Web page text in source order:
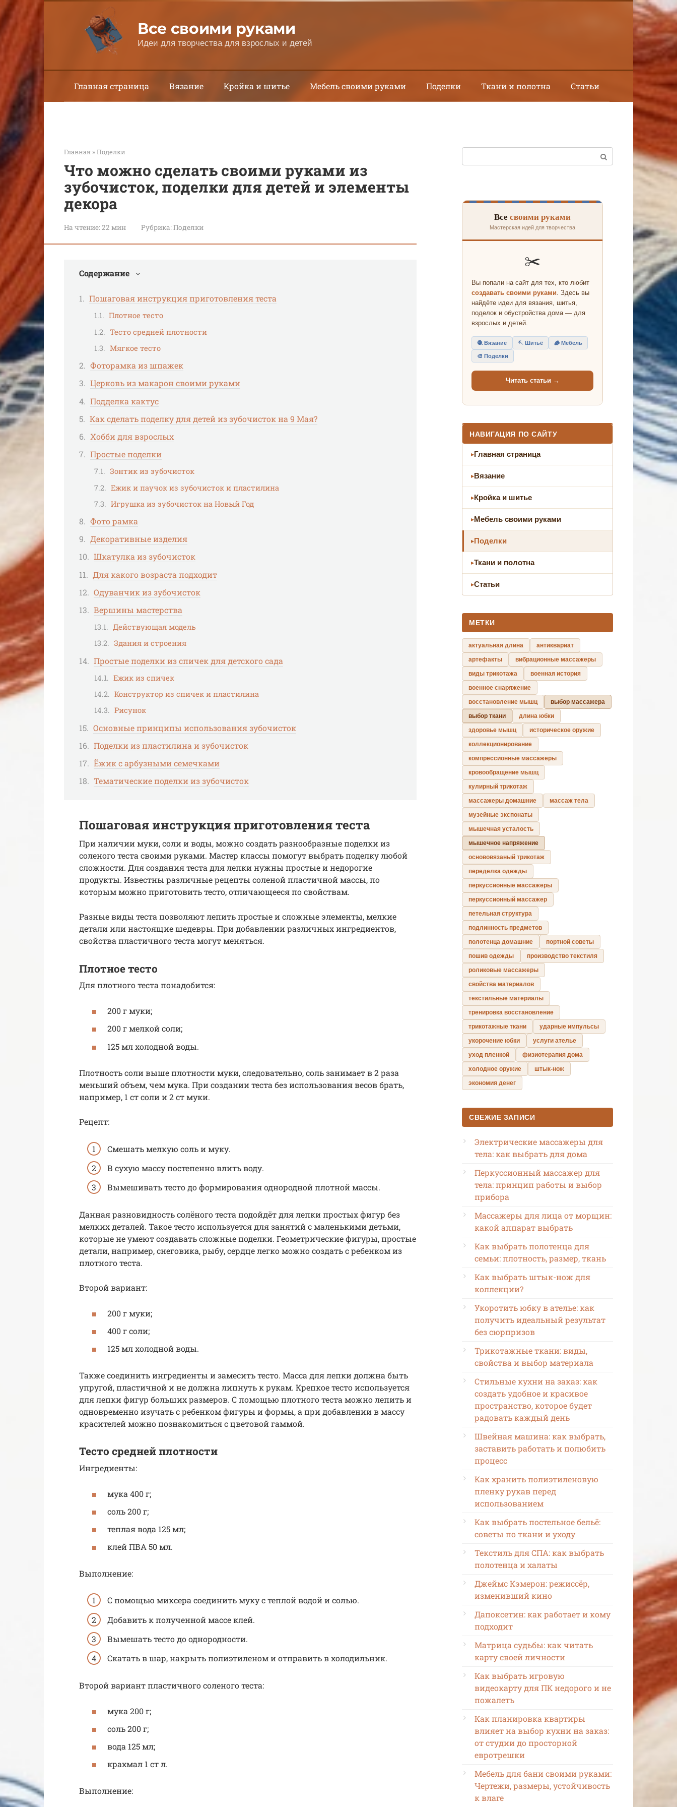
Перейти
к
контенту
Все своими руками
Идеи для творчества для взрослых и детей
Главная страница Вязание Кройка и шитье Мебель своими руками Поделки Ткани и полотна Статьи
Главная »Поделки
Что можно сделать своими руками из
зубочисток, поделки для детей и элементы
декора
На чтение:22 мин Рубрика:Поделки
Содержание
Пошаговая инструкция приготовления теста
Плотное тесто
Тесто средней плотности
Мягкое тесто
Фоторамка из шпажек
Церковь из макарон своими руками
Подделка кактус
Как сделать поделку для детей из зубочисток на 9 Мая?
Хобби для взрослых
Простые поделки
Зонтик из зубочисток
Ежик и паучок из зубочисток и пластилина
Игрушка из зубочисток на Новый Год
Фото рамка
Декоративные изделия
Шкатулка из зубочисток
Для какого возраста подходит
Одуванчик из зубочисток
Вершины мастерства
Действующая модель
Здания и строения
Простые поделки из спичек для детского сада
Ежик из спичек
Конструктор из спичек и пластилина
Рисунок
Основные принципы использования зубочисток
Поделки из пластилина и зубочисток
Ёжик с арбузными семечками
Тематические поделки из зубочисток
Пошаговая инструкция приготовления теста
При наличии муки, соли и воды, можно создать разнообразные поделки из
соленого теста своими руками. Мастер классы помогут выбрать поделку любой
сложности. Для создания теста для лепки нужны простые и недорогие
продукты. Известны различные рецепты соленой пластичной массы, по
которым можно приготовить тесто, отличающееся по свойствам.
Разные виды теста позволяют лепить простые и сложные элементы, мелкие
детали или настоящие шедевры. При добавлении различных ингредиентов,
свойства пластичного теста могут меняться.
Плотное тесто
Для плотного теста понадобится:
200 г муки;
200 г мелкой соли;
125 мл холодной воды.
Плотность соли выше плотности муки, следовательно, соль занимает в 2 раза
меньший объем, чем мука. При создании теста без использования весов брать,
например, 1 ст соли и 2 ст муки.
Рецепт:
Смешать мелкую соль и муку.
В сухую массу постепенно влить воду.
Вымешивать тесто до формирования однородной плотной массы.
Данная разновидность солёного теста подойдёт для лепки простых фигур без
мелких деталей. Такое тесто используется для занятий с маленькими детьми,
которые не умеют создавать сложные поделки. Геометрические фигуры, простые
детали, например, снеговика, рыбу, сердце легко можно создать с ребенком из
плотного теста.
Второй вариант:
200 г муки;
400 г соли;
125 мл холодной воды.
Также соединить ингредиенты и замесить тесто. Масса для лепки должна быть
упругой, пластичной и не должна липнуть к рукам. Крепкое тесто используется
для лепки фигур больших размеров. С помощью плотного теста можно лепить и
одновременно изучать с ребенком фигуры и формы, а при добавлении в массу
красителей можно познакомиться с цветовой гаммой.
Тесто средней плотности
Ингредиенты:
мука 400 г;
соль 200 г;
теплая вода 125 мл;
клей ПВА 50 мл.
Выполнение:
С помощью миксера соединить муку с теплой водой и солью.
Добавить к полученной массе клей.
Вымешать тесто до однородности.
Скатать в шар, накрыть полиэтиленом и отправить в холодильник.
Второй вариант пластичного соленого теста:
мука 200 г;
соль 200 г;
вода 125 мл;
крахмал 1 ст л.
Выполнение:
Все своими руками
Мастерская идей для творчества
✂️
Вы попали на сайт для тех, кто любит
создавать своими руками. Здесь вы
найдёте идеи для вязания, шитья,
поделок и обустройства дома — для
взрослых и детей.
🧶 Вязание 🪡 Шитьё 🪵 Мебель
🎨 Поделки
Читать статьи →
НАВИГАЦИЯ ПО САЙТУ
Главная страница
Вязание
Кройка и шитье
Мебель своими руками
Поделки
Ткани и полотна
Статьи
МЕТКИ
актуальная длина
антиквариат
артефакты
вибрационные массажеры
виды трикотажа
военная история
военное снаряжение
восстановление мышц
выбор массажера
выбор ткани
длина юбки
здоровье мышц
историческое оружие
коллекционирование
компрессионные массажеры
кровообращение мышц
кулирный трикотаж
массажеры домашние
массаж тела
музейные экспонаты
мышечная усталость
мышечное напряжение
основовязаный трикотаж
переделка одежды
перкуссионные массажеры
перкуссионный массажер
петельная структура
подлинность предметов
полотенца домашние
портной советы
пошив одежды
производство текстиля
роликовые массажеры
свойства материалов
текстильные материалы
тренировка восстановление
трикотажные ткани
ударные импульсы
укорочение юбки
услуги ателье
уход пленкой
физиотерапия дома
холодное оружие
штык-нож
экономия денег
СВЕЖИЕ ЗАПИСИ
Электрические массажеры для
тела: как выбрать для дома
Перкуссионный массажер для
тела: принцип работы и выбор
прибора
Массажеры для лица от морщин:
какой аппарат выбрать
Как выбрать полотенца для
семьи: плотность, размер, ткань
Как выбрать штык-нож для
коллекции?
Укоротить юбку в ателье: как
получить идеальный результат
без сюрпризов
Трикотажные ткани: виды,
свойства и выбор материала
Стильные кухни на заказ: как
создать удобное и красивое
пространство, которое будет
радовать каждый день
Швейная машина: как выбрать,
заставить работать и полюбить
процесс
Как хранить полиэтиленовую
пленку рукав перед
использованием
Как выбрать постельное бельё:
советы по ткани и уходу
Текстиль для СПА: как выбрать
полотенца и халаты
Джеймс Кэмерон: режиссёр,
изменивший кино
Дапоксетин: как работает и кому
подходит
Матрица судьбы: как читать
карту своей личности
Как выбрать игровую
видеокарту для ПК недорого и не
пожалеть
Как планировка квартиры
влияет на выбор кухни на заказ:
от студии до просторной
евротрешки
Мебель для бани своими руками:
Чертежи, размеры, устойчивость
к влаге